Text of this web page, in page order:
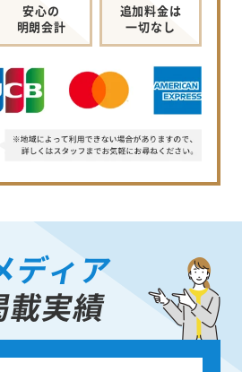
安心の
明朗会計
追加料金は
一切なし
ディア
載実績